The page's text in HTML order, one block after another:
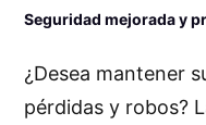
Seguridad mejorada y
¿Desea mantener
pérdidas y robos?